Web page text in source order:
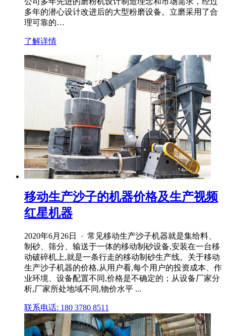
多年的潜心设计改进后的大型粉磨设备。立磨采用了合
理可靠的…
了解详情
移动生产沙子的机器价格及生产视频
红星机器
2020年6月26日 · 常见移动生产沙子机器就是集给料、
制砂、筛分、输送于一体的移动制砂设备,安装在一台移
动破碎机上,就是一条行走的移动制砂生产线。关于移动
生产沙子机器的价格,从用户看,每个用户的投资成本、作
业环境、设备配置不同,价格是不确定的；从设备厂家分
析,厂家所处地域不同,物价水平 ...
联系电话: 180 3780 8511